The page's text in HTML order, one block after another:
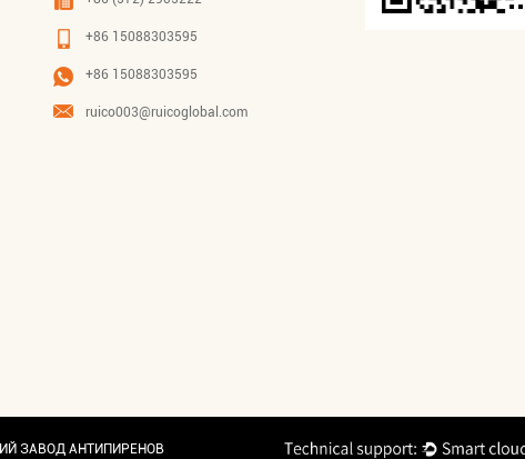
+86 15088303595
+86 15088303595
ruico003@ruicoglobal.com
ЗАВОД АНТИПИРЕНОВ